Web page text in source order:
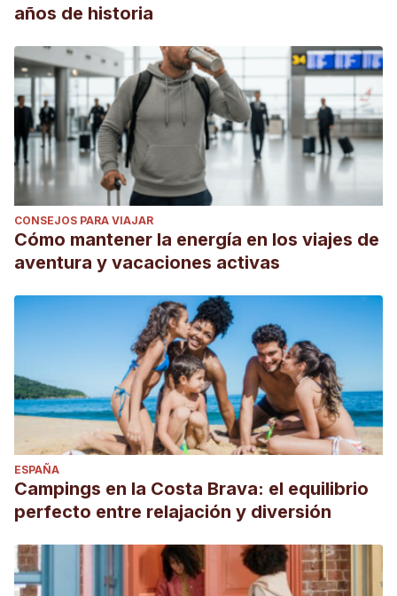
años de historia
CONSEJOS PARA VIAJAR
Cómo mantener la energía en los viajes de
aventura y vacaciones activas
ESPAÑA
Campings en la Costa Brava: el equilibrio
perfecto entre relajación y diversión